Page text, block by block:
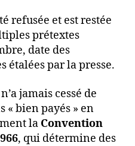
refusée et est restée
prétextes
date des
étalées par la presse.
jamais cessé de
« bien payés » en
la Convention
, qui détermine des